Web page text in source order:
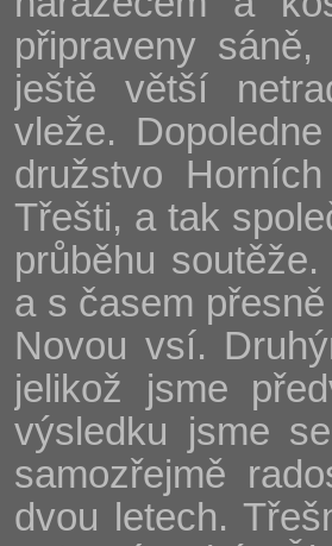
připraveny
ještě větší
vleže.
družstvo
Třešti, a tak
průběhu
a s časem
Novou vsí.
jelikož jsme
výsledku jsme
samozřejmě
dvou letech.